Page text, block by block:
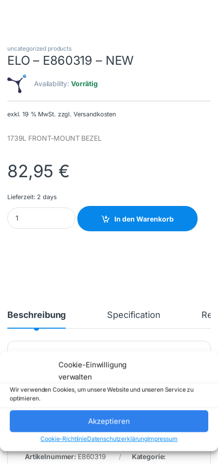
Cookie-Einwilligung
verwalten
Wir verwenden Cookies, um unsere Website und unseren Service zu
optimieren.
Akzeptieren
Cookie-RichtlinieDatenschutzerklärungImpressum
uncategorized products
ELO – E860319 – NEW
Availability:Vorrätig
exkl. 19 % MwSt. zzgl. Versandkosten
1739L FRONT-MOUNT BEZEL
82,95 €
Lieferzeit: 2 days
ELO - E860319 - NEW quantity
In den Warenkorb
Beschreibung Specification
* Für Fehler im Datenblatt übernimmt (buy-net.de)
Comstex GmbH & Co. KG keine Haftung (
202608071600 )
Artikelnummer:E860319
Kategorie: